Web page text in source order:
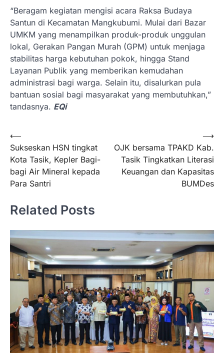
“Beragam kegiatan mengisi acara Raksa Budaya
Santun di Kecamatan Mangkubumi. Mulai dari Bazar
UMKM yang menampilkan produk-produk unggulan
lokal, Gerakan Pangan Murah (GPM) untuk menjaga
stabilitas harga kebutuhan pokok, hingga Stand
Layanan Publik yang memberikan kemudahan
administrasi bagi warga. Selain itu, disalurkan pula
bantuan sosial bagi masyarakat yang membutuhkan,”
tandasnya. EQi
Navigasi
pos
⟵
Sukseskan HSN tingkat
Kota Tasik, Kepler Bagi-
bagi Air Mineral kepada
Para Santri
OJK bersama TPAKD Kab.
Tasik Tingkatkan Literasi
Keuangan dan Kapasitas
BUMDes
⟶
Related Posts